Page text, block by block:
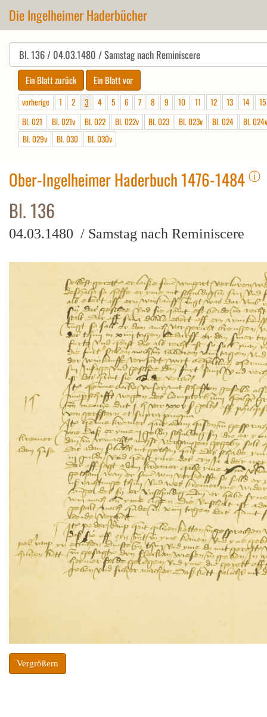
Die Ingelheimer Haderbücher
vorherige 1 2 3 4 5 6 7 8 9 10 11 12 13 14
15
Bl. 021
Bl. 021v Bl. 022 Bl. 022v Bl. 023 Bl. 023v Bl. 024
Bl. 024v
Bl. 029v
Bl. 030 Bl. 030v
Ober-Ingelheimer Haderbuch 1476-1484 ⓘ
Bl. 136
04.03.1480 / Samstag nach Reminiscere
Vergrößern